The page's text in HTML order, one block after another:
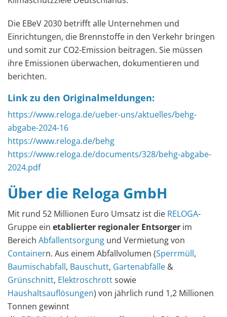
Die EBeV 2030 betrifft alle Unternehmen und
Einrichtungen, die Brennstoffe in den Verkehr bringen
und somit zur CO2-Emission beitragen. Sie müssen
ihre Emissionen überwachen, dokumentieren und
berichten.
Link zu den Originalmeldungen:
https://www.reloga.de/ueber-uns/aktuelles/behg-
abgabe-2024-16
https://www.reloga.de/behg
https://www.reloga.de/documents/328/behg-abgabe-
2024.pdf
Über die Reloga GmbH
Mit rund 52 Millionen Euro Umsatz ist die RELOGA-
Gruppe ein etablierter regionaler Entsorger im
Bereich Abfallentsorgung und Vermietung von
Containern. Aus einem Abfallvolumen (Sperrmüll,
Baumischabfall, Bauschutt, Gartenabfälle &
Grünschnitt, Elektroschrottsowie
Haushaltsauflösungen) von jährlich rund 1,2 Millionen
Tonnen gewinnt